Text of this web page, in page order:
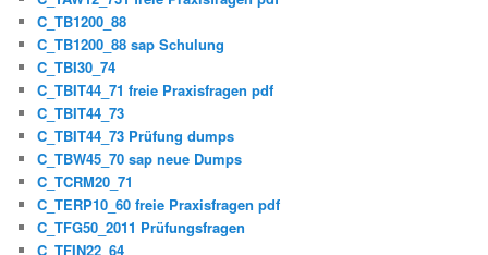
C_TB1200_88
C_TB1200_88 sap Schulung
C_TBI30_74
C_TBIT44_71 freie Praxisfragen pdf
C_TBIT44_73
C_TBIT44_73 Prüfung dumps
C_TBW45_70 sap neue Dumps
C_TCRM20_71
C_TERP10_60 freie Praxisfragen pdf
C_TFG50_2011 Prüfungsfragen
C_TFIN22_64